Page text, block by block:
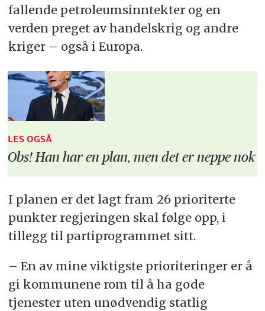
fallende petroleumsinntekter og en
verden preget av handelskrig og andre
kriger – også i Europa.
LES OGSÅ
Obs! Han har en plan, men det er neppe nok
I planen er det lagt fram 26 prioriterte
punkter regjeringen skal følge opp, i
tillegg til partiprogrammet sitt.
– En av mine viktigste prioriteringer er å
gi kommunene rom til å ha gode
tjenester uten unødvendig statlig